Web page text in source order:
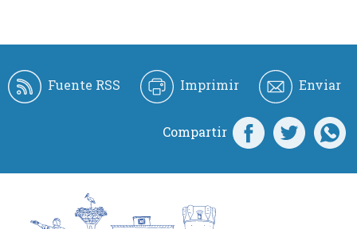
Fuente RSS Imprimir Enviar
Compartir